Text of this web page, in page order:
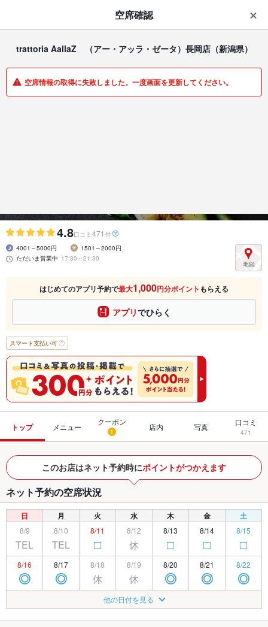
はじめてのアプリ予約で最大1,000円分ポイントもらえる
ダウンロード アプリで開く
一覧 マイメニュー
4.8口コミ 471 件
4001～5000円
1501～2000円
ただいま営業中 17:30～21:30
はじめてのアプリ予約で最大1,000円分ポイント もらえる
アプリでひらく
スマート支払い可
トップ メニュー
クーポン
1 店内 写真 口コミ
471
このお店はネット予約時にポイントがつかえます
ネット予約の空席状況
日 月 火 水 木 金 土
8/9
TEL
8/10
TEL
8/11
□
8/12
休
8/13
□
8/14
□
8/15
□
8/16
◎
8/17
◎
8/18
休
8/19
休
8/20
◎
8/21
◎
8/22
◎
◎ ◎
8/25
◎
8/26
休
8/27
◎ ◎ ◎
他の日付を見る
空席確認
trattoria AallaZ （アー・アッラ・ゼータ）長岡店（新潟県）
空席情報の取得に失敗しました。一度画面を更新してください。